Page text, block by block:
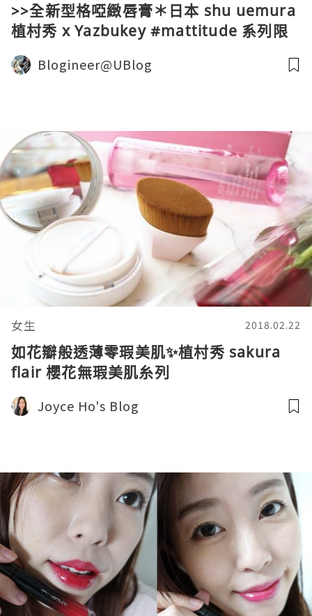
>>全新型格啞緻唇膏＊日本 shu uemura
植村秀 x Yazbukey #mattitude 系列限
量版唇膏
Blogineer@UBlog
女生 2018.02.22
如花瓣般透薄零瑕美肌✨植村秀 sakura
flair 櫻花無瑕美肌糸列
Joyce Ho's Blog